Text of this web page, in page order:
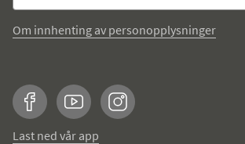
Om innhenting av personopplysninger
FacebookYouTubeInstagram
Last ned vår app